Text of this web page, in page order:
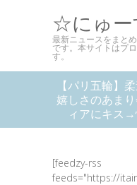
☆にゅ
最新ニュースをまと
です。本サイトはプ
す。
【パリ五輪】
嬉しさのあま
ィアにキス
[feedzy-rss
feeds="https://